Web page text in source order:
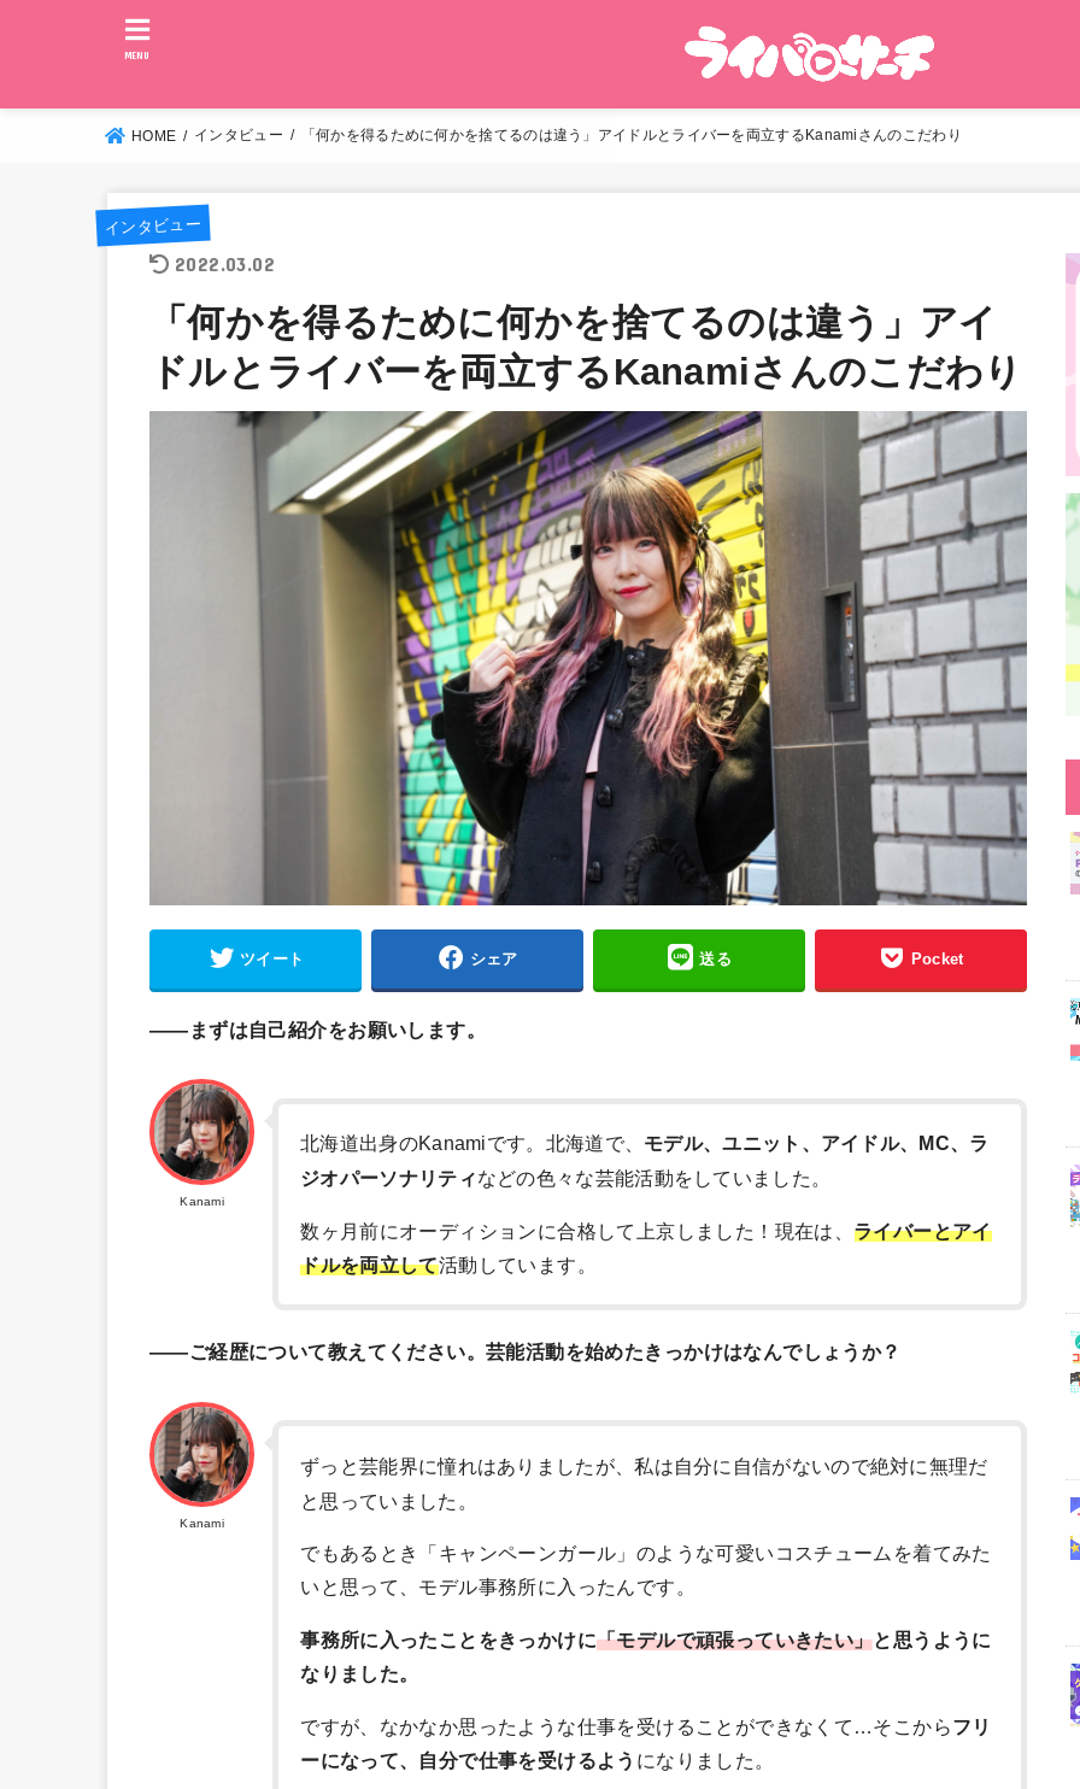
MENU
HOME インタビュー 「何かを得るために何かを捨てるのは違う」アイドルとライバーを両立するKanamiさんのこだわり
インタビュー
2022.03.02
「何かを得るために何かを捨てるのは違う」アイ
ドルとライバーを両立するKanamiさんのこだわり
ツイート シェア 送る Pocket
――まずは自己紹介をお願いします。
Kanami
北海道出身のKanamiです。北海道で、 モデル、ユニット、アイドル、MC、ラ
ジオパーソナリティなどの色々な芸能活動をしていました。
数ヶ月前にオーディションに合格して上京しました！現在は、 ライバーとアイ
ドルを両立して活動しています。
――ご経歴について教えてください。芸能活動を始めたきっかけはなんでしょうか？
Kanami
ずっと芸能界に憧れはありましたが、私は自分に自信がないので絶対に無理だ
と思っていました。
でもあるとき「キャンペーンガール」のような可愛いコスチュームを着てみた
いと思って、モデル事務所に入ったんです。
事務所に入ったことをきっかけに「モデルで頑張っていきたい」と思うように
なりました。
ですが、なかなか思ったような仕事を受けることができなくて…そこからフリ
ーになって、自分で仕事を受けるよう になりました。